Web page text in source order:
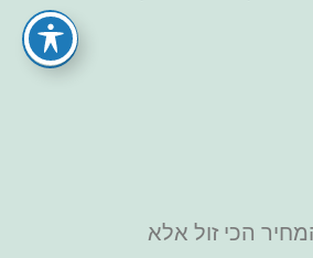
הכי זול אלא